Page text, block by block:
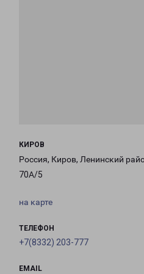
КИРОВ
Россия, Киров, Ленинский
70А/5
на карте
ТЕЛЕФОН
+7(8332) 203-777
EMAIL